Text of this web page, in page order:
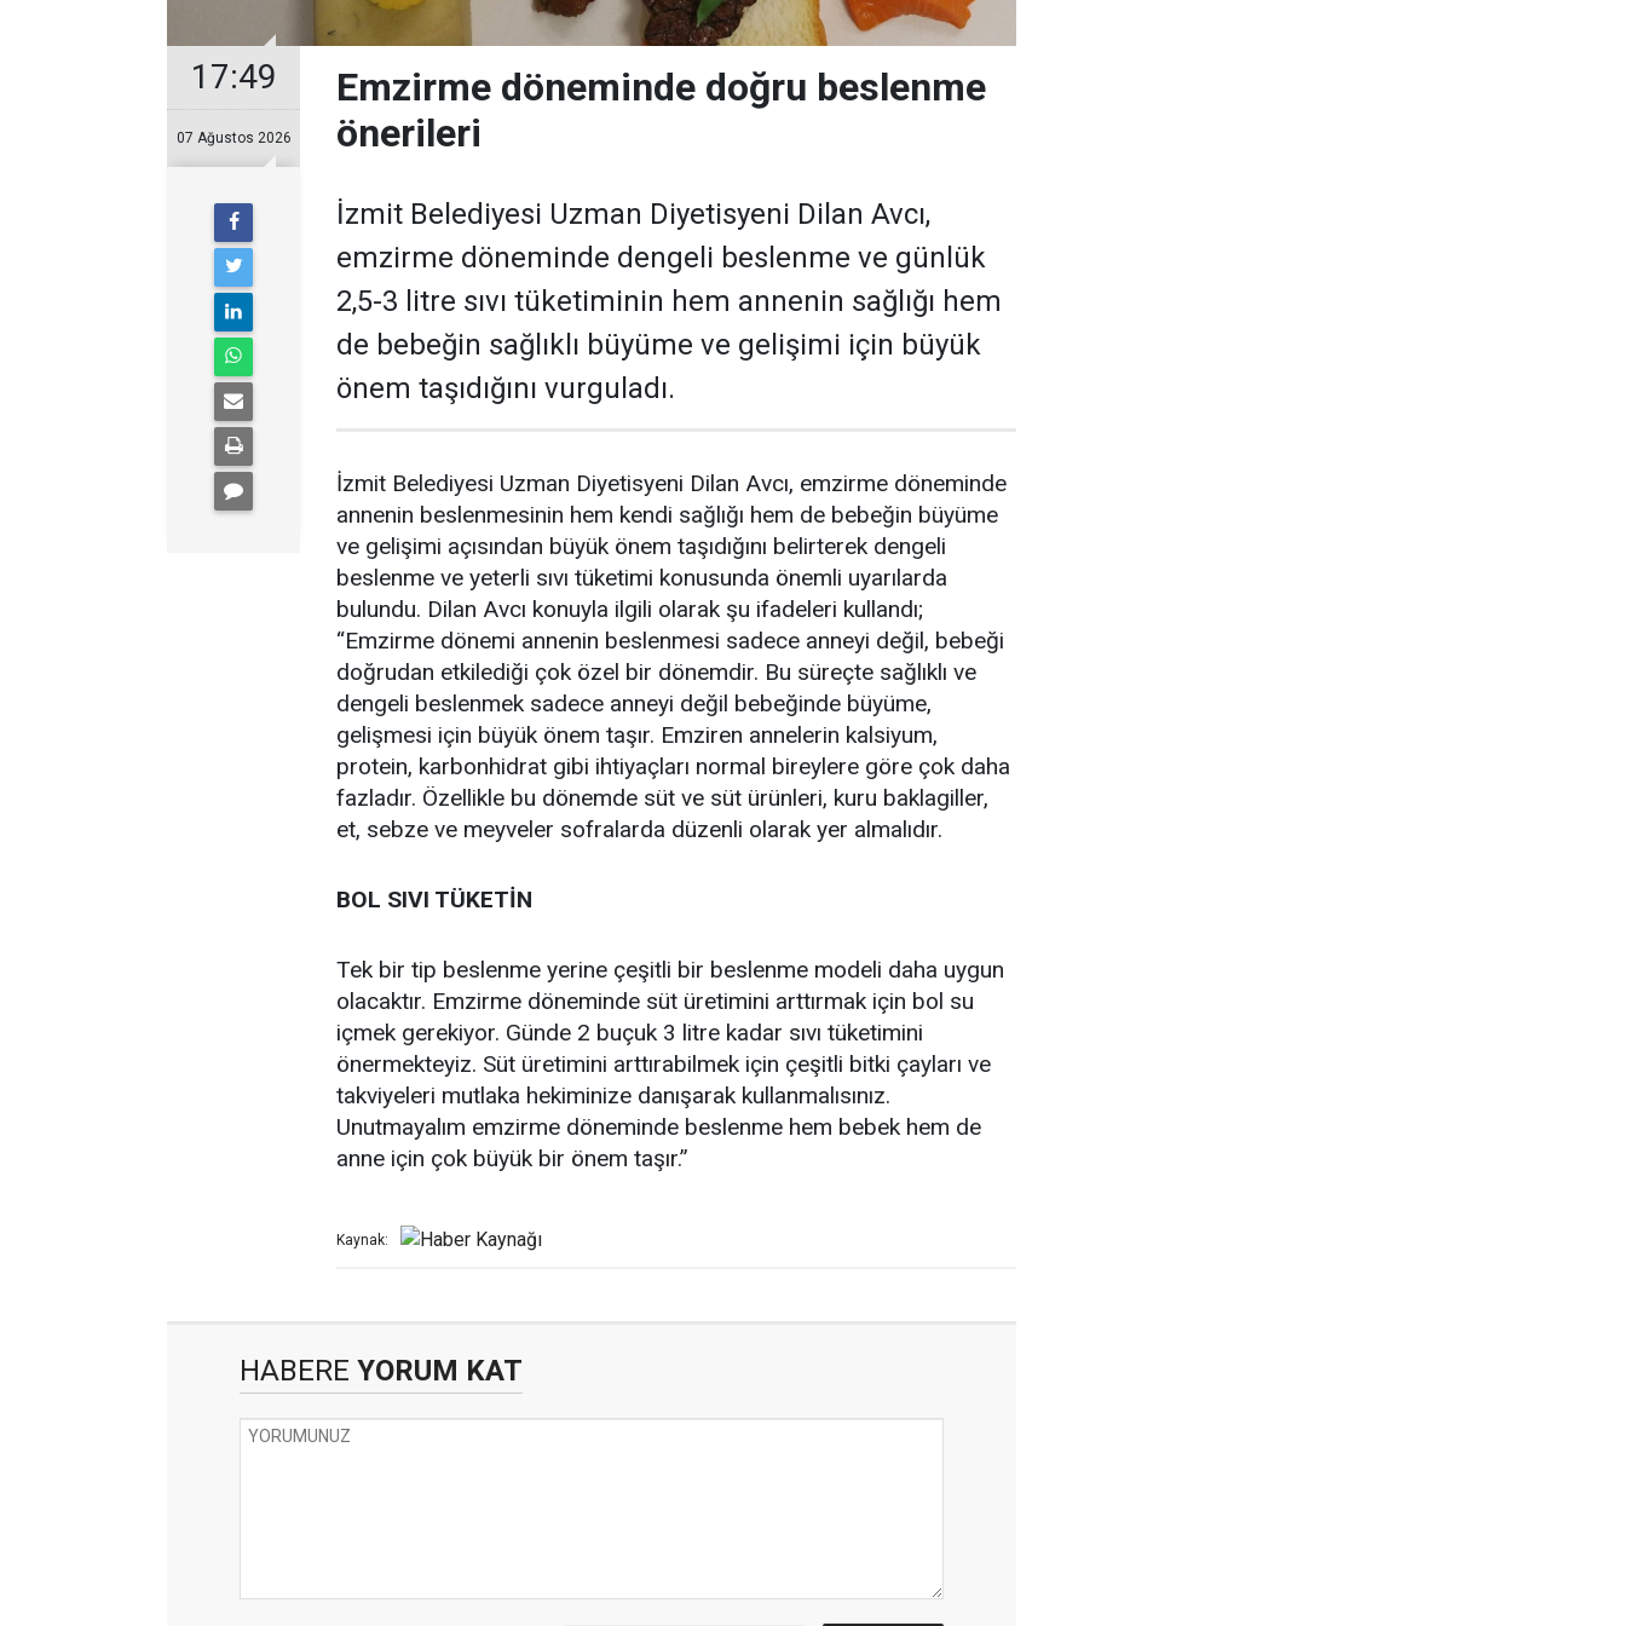
17:49
07 Ağustos 2026
Emzirme döneminde doğru beslenme
önerileri
İzmit Belediyesi Uzman Diyetisyeni Dilan Avcı,
emzirme döneminde dengeli beslenme ve günlük
2,5-3 litre sıvı tüketiminin hem annenin sağlığı hem
de bebeğin sağlıklı büyüme ve gelişimi için büyük
önem taşıdığını vurguladı.
İzmit Belediyesi Uzman Diyetisyeni Dilan Avcı, emzirme döneminde
annenin beslenmesinin hem kendi sağlığı hem de bebeğin büyüme
ve gelişimi açısından büyük önem taşıdığını belirterek dengeli
beslenme ve yeterli sıvı tüketimi konusunda önemli uyarılarda
bulundu. Dilan Avcı konuyla ilgili olarak şu ifadeleri kullandı;
“Emzirme dönemi annenin beslenmesi sadece anneyi değil, bebeği
doğrudan etkilediği çok özel bir dönemdir. Bu süreçte sağlıklı ve
dengeli beslenmek sadece anneyi değil bebeğinde büyüme,
gelişmesi için büyük önem taşır. Emziren annelerin kalsiyum,
protein, karbonhidrat gibi ihtiyaçları normal bireylere göre çok daha
fazladır. Özellikle bu dönemde süt ve süt ürünleri, kuru baklagiller,
et, sebze ve meyveler sofralarda düzenli olarak yer almalıdır.
BOL SIVI TÜKETİN
Tek bir tip beslenme yerine çeşitli bir beslenme modeli daha uygun
olacaktır. Emzirme döneminde süt üretimini arttırmak için bol su
içmek gerekiyor. Günde 2 buçuk 3 litre kadar sıvı tüketimini
önermekteyiz. Süt üretimini arttırabilmek için çeşitli bitki çayları ve
takviyeleri mutlaka hekiminize danışarak kullanmalısınız.
Unutmayalım emzirme döneminde beslenme hem bebek hem de
anne için çok büyük bir önem taşır.”
Kaynak:
HABERE YORUM KAT